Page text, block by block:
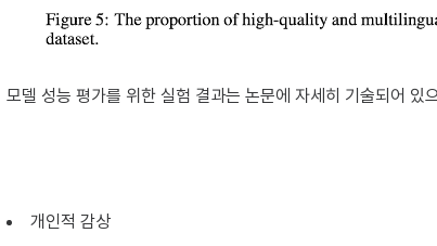
모델 성능 평가를 위한 실험 결과는 논문에 자세히 기술되어 있
개인적 감상